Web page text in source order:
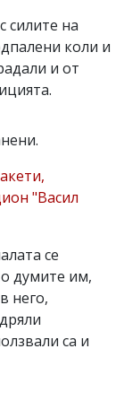
силите на
коли и
и от
"Васил
се
думите им,
него,
са и